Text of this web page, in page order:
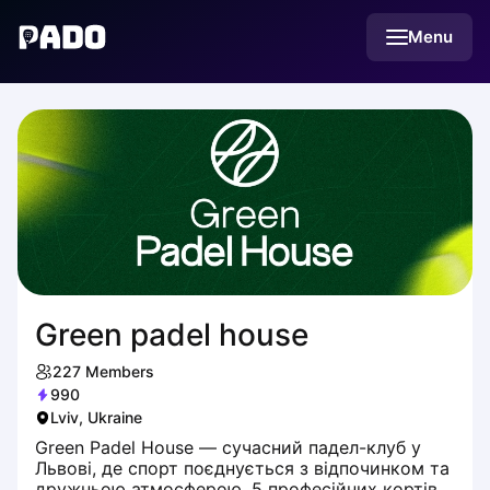
Menu
Українська
Green padel house
227 Members
990
Lviv, Ukraine
Green Padel House — сучасний падел-клуб у
Львові, де спорт поєднується з відпочинком та